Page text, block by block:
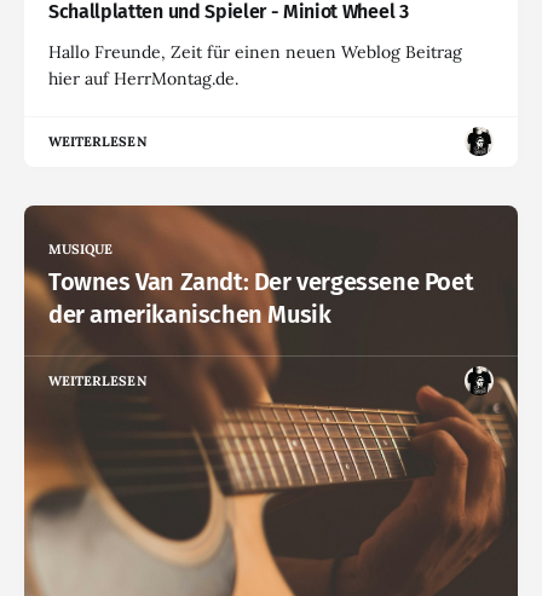
Schallplatten und Spieler - Miniot Wheel 3
Hallo Freunde, Zeit für einen neuen Weblog Beitrag
hier auf HerrMontag.de.
WEITERLESEN
MUSIQUE
Townes Van Zandt: Der vergessene Poet
der amerikanischen Musik
WEITERLESEN